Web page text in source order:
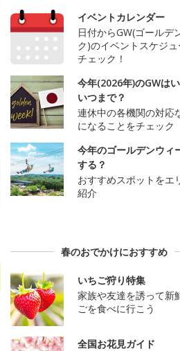
イベントカレンダー
日付からGW(ゴールデ
ク)のイベントスケジ
チェック！
今年(2026年)のGWは
いつまで？
連休中の各機関の対応
になることをチェック
今年のゴールデンウィ
する？
おすすめスポットをエ
紹介
春のおでかけにおすすめ
いちご狩り特集
家族や友達を誘って新
ごを食べに行こう
全国お花見ガイド